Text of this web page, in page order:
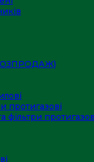
протигазові
фільтри